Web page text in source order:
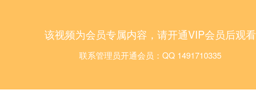
该视频为会员专属内容，请开通VIP会员后观看
联系管理员开通会员：QQ 1491710335